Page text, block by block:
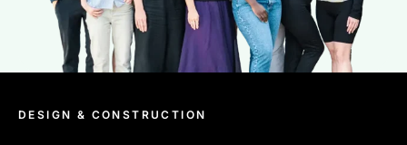
DESIGN & CONSTRUCTION